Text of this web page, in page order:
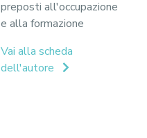
preposti all'occupazione
e alla formazione
Vai alla scheda
dell'autore